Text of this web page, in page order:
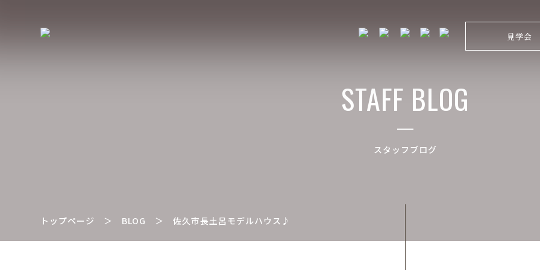
見学会
STAFF BLOG
スタッフブログ
トップページ ＞ BLOG ＞佐久市長土呂モデルハウス♪